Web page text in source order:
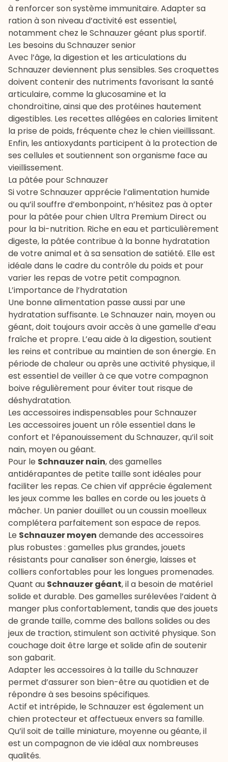
à renforcer son système immunitaire. Adapter sa
ration à son niveau d’activité est essentiel,
notamment chez le Schnauzer géant plus sportif.
Les besoins du Schnauzer senior
Avec l’âge, la digestion et les articulations du
Schnauzer deviennent plus sensibles. Ses croquettes
doivent contenir des nutriments favorisant la santé
articulaire, comme la glucosamine et la
chondroïtine, ainsi que des protéines hautement
digestibles. Les recettes allégées en calories limitent
la prise de poids, fréquente chez le chien vieillissant.
Enfin, les antioxydants participent à la protection de
ses cellules et soutiennent son organisme face au
vieillissement.
La pâtée pour Schnauzer
Si votre Schnauzer apprécie l’alimentation humide
ou qu’il souffre d’embonpoint, n’hésitez pas à opter
pour la pâtée pour chien Ultra Premium Direct ou
pour la bi-nutrition. Riche en eau et particulièrement
digeste, la pâtée contribue à la bonne hydratation
de votre animal et à sa sensation de satiété. Elle est
idéale dans le cadre du contrôle du poids et pour
varier les repas de votre petit compagnon.
L’importance de l’hydratation
Une bonne alimentation passe aussi par une
hydratation suffisante. Le Schnauzer nain, moyen ou
géant, doit toujours avoir accès à une gamelle d’eau
fraîche et propre. L’eau aide à la digestion, soutient
les reins et contribue au maintien de son énergie. En
période de chaleurou après une activité physique, il
est essentiel de veiller à ce que votre compagnon
boive régulièrement pour éviter tout risque de
déshydratation.
Les accessoires indispensables pour Schnauzer
Les accessoires jouent un rôle essentiel dans le
confort et l’épanouissement du Schnauzer, qu’il soit
nain, moyen ou géant.
Pour le Schnauzer nain, des gamelles
antidérapantes de petite taille sont idéales pour
faciliter les repas. Ce chien vif apprécie également
les jeux comme les balles en corde ou les jouets à
mâcher. Un panier douillet ou un coussin moelleux
complétera parfaitement son espace de repos.
Le Schnauzer moyen demande des accessoires
plus robustes : gamelles plus grandes, jouets
résistants pour canaliser son énergie, laisses et
colliers confortables pour les longues promenades.
Quant au Schnauzer géant, il a besoin de matériel
solide et durable. Des gamelles surélevées l’aident à
manger plus confortablement, tandis que des jouets
de grande taille, comme des ballons solides ou des
jeux de traction, stimulent son activité physique. Son
couchage doit être large et solide afin de soutenir
son gabarit.
Adapter les accessoires à la taille du Schnauzer
permet d’assurer son bien-être au quotidien et de
répondre à ses besoins spécifiques.
Actif et intrépide, le Schnauzer est également un
chien protecteur et affectueux envers sa famille.
Qu’il soit de taille miniature, moyenne ou géante, il
est un compagnon de vie idéal aux nombreuses
qualités.